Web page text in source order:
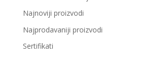
Najnoviji proizvodi
Najprodavaniji proizvodi
Sertifikati